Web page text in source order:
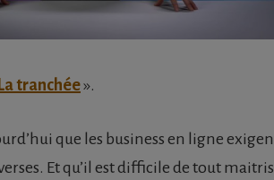
La tranchée».
que les business en ligne
Et qu’il est difficile de tout